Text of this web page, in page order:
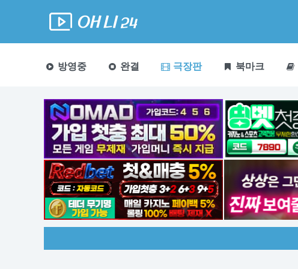
방영중 완결 극장판 북마크